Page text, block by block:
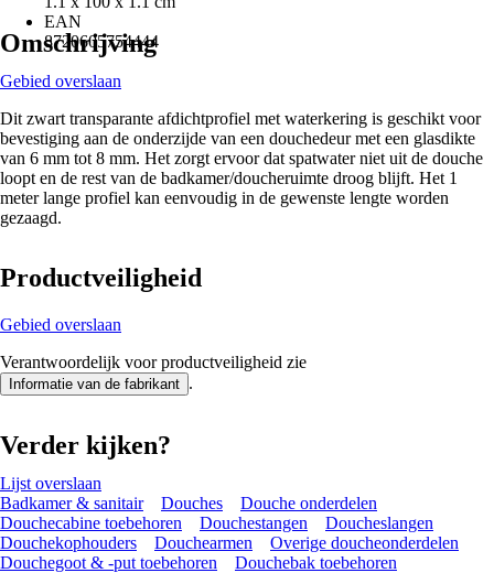
EAN
8720605754444
Omschrijving
Gebied overslaan
Dit zwart transparante afdichtprofiel met waterkering is geschikt voor
bevestiging aan de onderzijde van een douchedeur met een glasdikte
van 6 mm tot 8 mm. Het zorgt ervoor dat spatwater niet uit de douche
loopt en de rest van de badkamer/doucheruimte droog blijft. Het 1
meter lange profiel kan eenvoudig in de gewenste lengte worden
gezaagd.
Productveiligheid
Gebied overslaan
Verantwoordelijk voor productveiligheid zie
Informatie van de fabrikant .
Verder kijken?
Lijst overslaan
Badkamer & sanitair
Douches
Douche onderdelen
Douchecabine toebehoren
Douchestangen
Doucheslangen
Douchekophouders
Douchearmen
Overige doucheonderdelen
Douchegoot & -put toebehoren
Douchebak toebehoren